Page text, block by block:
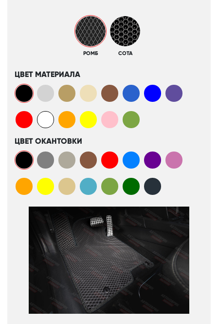
РОМБ СОТА
ЦВЕТ МАТЕРИАЛА
ЦВЕТ ОКАНТОВКИ